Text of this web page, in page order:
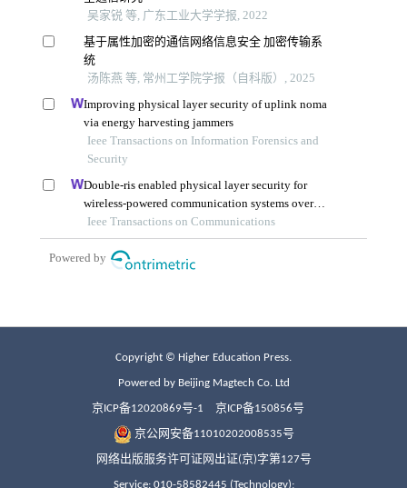
Copyright © Higher Education Press.
Powered by Beijing Magtech Co. Ltd
京ICP备12020869号-1 京ICP备150856号
京公网安备11010202008535号
网络出版服务许可证网出证(京)字第127号
Service: 010-58582445 (Technology);